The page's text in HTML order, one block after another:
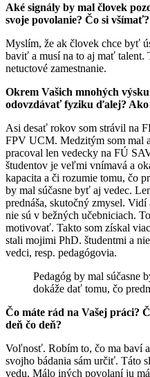
Aké signály by mal človek
svoje povolanie? Čo si
Myslím, že ak človek chce byť
baviť a musí na to aj mať talent.
netuctové zamestnanie.
Okrem Vašich mnohých
odovzdávať fyziku ďalej? Ako
Asi desať rokov som strávil na
FPV UCM. Medzitým som mal
pracoval len vedecky na FÚ
študentov je veľmi vnímavá a
kapacita a či rozumie tomu, čo
by mal súčasne byť aj vedec.
prednáša, skutočný zmysel.
nie sú v bežných učebniciach.
motivovať. Takto som získal
stali mojimi PhD. študentmi a
vedci, resp. pedagógovia.
Pedagóg by mal súčasne
dokáže dať tomu, čo
Čo máte rád na Vašej práci?
deň čo deň?
Voľnosť. Robím to, čo ma baví
svojho bádania sám určiť. Táto
vedu. Málo iných povolaní ju